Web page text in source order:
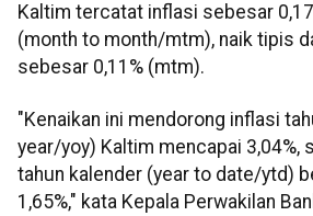
Kaltim tercatat inflasi sebesar
(month to month/mtm), naik tipis
sebesar 0,11% (mtm).
"Kenaikan ini mendorong inflasi
year/yoy) Kaltim mencapai 3,04%,
tahun kalender (year to date/ytd)
1,65%," kata Kepala Perwakilan